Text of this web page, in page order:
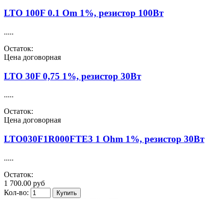
LTO 100F 0.1 Om 1%, резистор 100Вт
.....
Остаток:
Цена договорная
LTO 30F 0,75 1%, резистор 30Вт
.....
Остаток:
Цена договорная
LTO030F1R000FTE3 1 Ohm 1%, резистор 30Вт
.....
Остаток:
1 700.00 руб
Кол-во: